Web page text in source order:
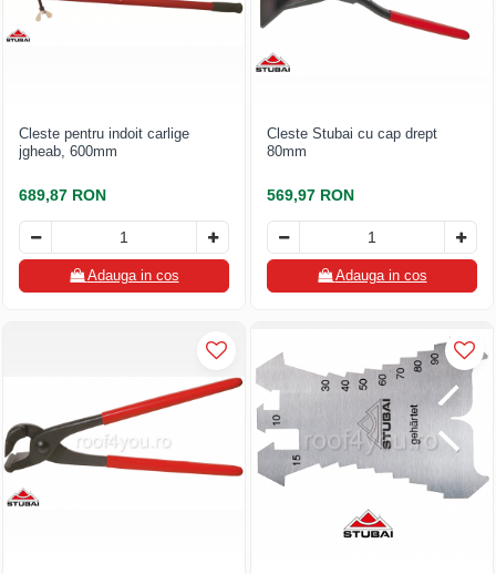
Cleste pentru indoit carlige
jgheab, 600mm
689,87 RON
Adauga in cos
Cleste Stubai cu cap drept
80mm
569,97 RON
Adauga in cos